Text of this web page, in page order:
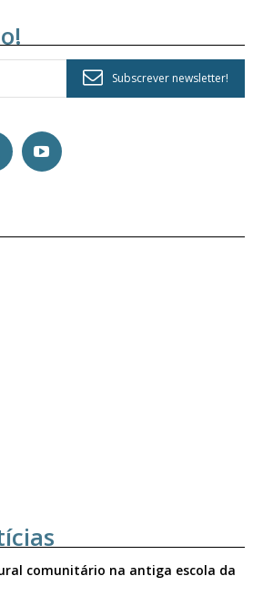
Subscrever newsletter!
comunitário na antiga escola da